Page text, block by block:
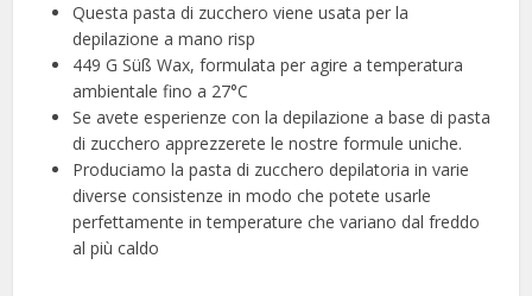
Questa pasta di zucchero viene usata per la
depilazione a mano risp
449 G Süß Wax, formulata per agire a temperatura
ambientale fino a 27°C
Se avete esperienze con la depilazione a base di pasta
di zucchero apprezzerete le nostre formule uniche.
Produciamo la pasta di zucchero depilatoria in varie
diverse consistenze in modo che potete usarle
perfettamente in temperature che variano dal freddo
al più caldo